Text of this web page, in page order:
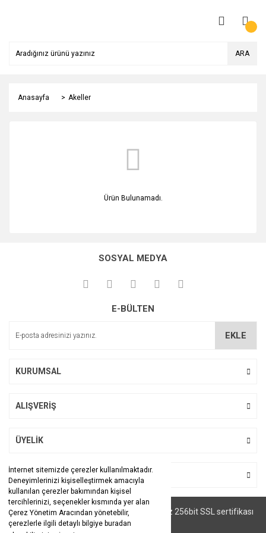
İnternet sitemizde çerezler kullanılmaktadır.
Deneyimlerinizi kişiselleştirmek amacıyla
kullanılan çerezler bakımından kişisel
tercihlerinizi, seçenekler kısmında yer alan
Çerez Yönetim Aracından yönetebilir,
çerezlerle ilgili detaylı bilgiye buradan
ARA
Anasayfa Akeller
Ürün Bulunamadı.
SOSYAL MEDYA
E-BÜLTEN
EKLE
KURUMSAL
ALIŞVERİŞ
ÜYELİK
BİZİ TAKİP EDİN
© Tüm hakları saklıdır. Kredi kartı bilgileriniz 256bit SSL sertifikası
ile korunmaktadır.